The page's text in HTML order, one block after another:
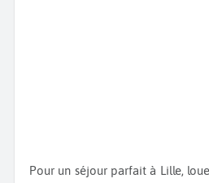
Pour un séjour parfait à Lille,